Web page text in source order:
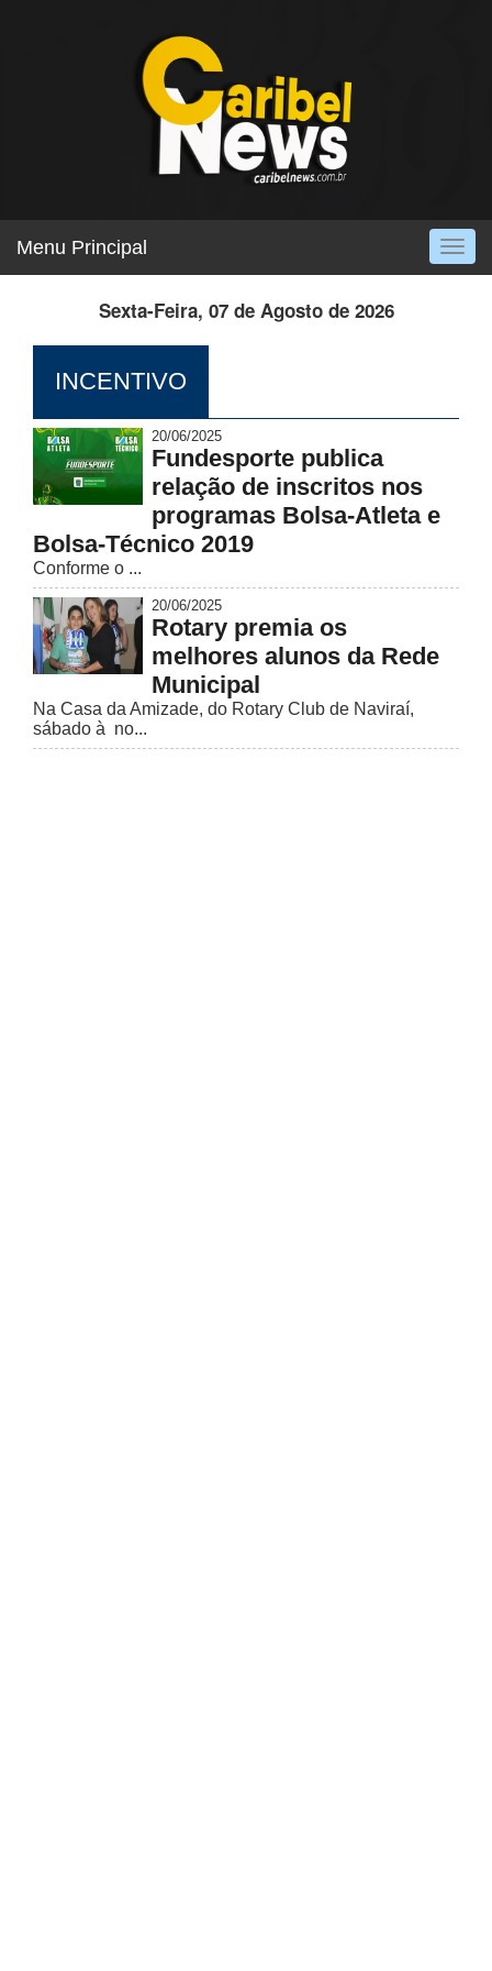
Menu Principal
Sexta-Feira, 07 de Agosto de 2026
INCENTIVO
20/06/2025
Fundesporte publica
relação de inscritos nos
programas Bolsa-Atleta e
Bolsa-Técnico 2019
Conforme o ...
20/06/2025
Rotary premia os
melhores alunos da Rede
Municipal
Na Casa da Amizade, do Rotary Club de Naviraí,
sábado à no...